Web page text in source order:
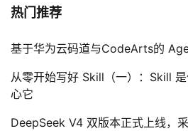
热门推荐
基于华为云码道与CodeArts的
从零开始写好 Skill（一）：Skill
心它
DeepSeek V4 双版本正式上线，